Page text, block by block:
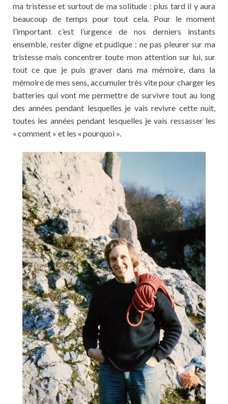
ma tristesse et surtout de ma solitude : plus tard il y aura
beaucoup de temps pour tout cela. Pour le moment
l’important c’est l’urgence de nos derniers instants
ensemble, rester digne et pudique : ne pas pleurer sur ma
tristesse mais concentrer toute mon attention sur lui, sur
tout ce que je puis graver dans ma mémoire, dans la
mémoire de mes sens, accumuler très vite pour charger les
batteries qui vont me permettre de survivre tout au long
des années pendant lesquelles je vais revivre cette nuit,
toutes les années pendant lesquelles je vais ressasser les
« comment » et les « pourquoi ».